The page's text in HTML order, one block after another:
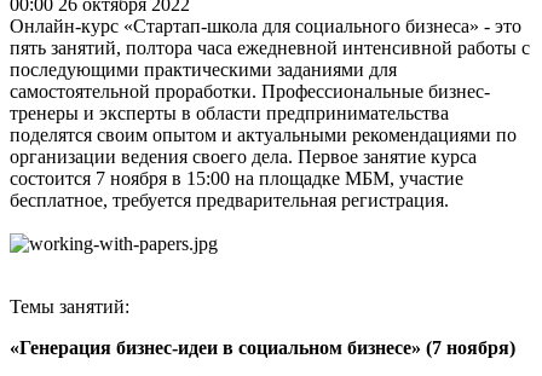
Онлайн-курс «Стартап-школа для социального бизнеса» - это
пять занятий, полтора часа ежедневной интенсивной работы с
последующими практическими заданиями для
самостоятельной проработки. Профессиональные бизнес-
тренеры и эксперты в области предпринимательства
поделятся своим опытом и актуальными рекомендациями по
организации ведения своего дела. Первое занятие курса
состоится 7 ноября в 15:00 на площадке МБМ, участие
бесплатное, требуется предварительная регистрация.
Темы занятий:
«Генерация бизнес-идеи в социальном бизнесе» (7 ноября)